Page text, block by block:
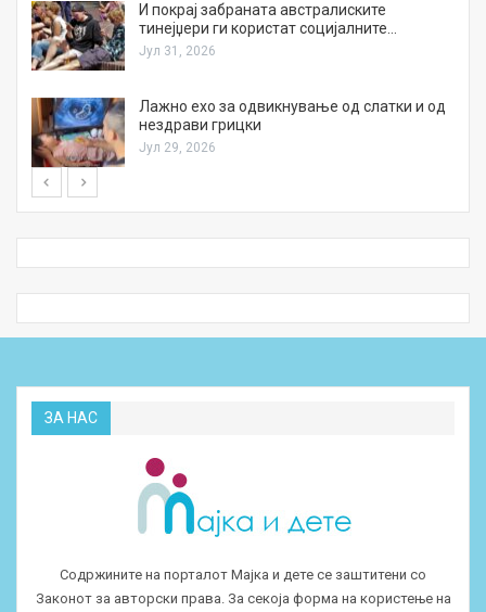
И покрај забраната австралиските
тинејџери ги користат социјалните…
Јул 31, 2026
Лажно ехо за одвикнување од слатки и од
нездрави грицки
Јул 29, 2026
ЗА НАС
Содржините на порталот Мајка и дете се заштитени со
Законот за авторски права. За секоја форма на користење на